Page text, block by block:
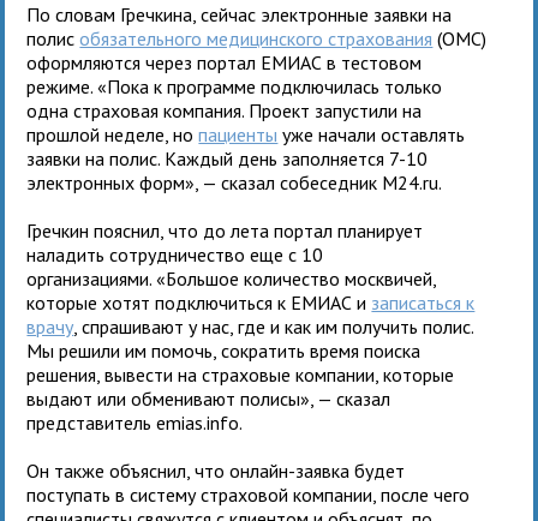
По словам Гречкина, сейчас электронные заявки на
полисобязательного медицинского страхования (ОМС)
оформляются через портал ЕМИАС в тестовом
режиме. «Пока к программе подключилась только
одна страховая компания. Проект запустили на
прошлой неделе, нопациенты уже начали оставлять
заявки на полис. Каждый день заполняется 7-10
электронных форм», — сказал собеседник M24.ru.
Гречкин пояснил, что до лета портал планирует
наладить сотрудничество еще с 10
организациями. «Большое количество москвичей,
которые хотят подключиться к ЕМИАС и записаться к
врачу , спрашивают у нас, где и как им получить полис.
Мы решили им помочь, сократить время поиска
решения, вывести на страховые компании, которые
выдают или обменивают полисы», — сказал
представитель emias.info.
Он также объяснил, что онлайн-заявка будет
поступать в систему страховой компании, после чего